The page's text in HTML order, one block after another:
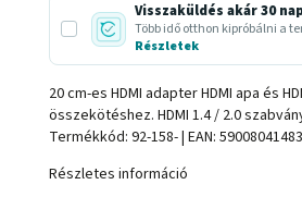
Visszaküldés akár 30
Több idő otthon kipróbálni a
Részletek
20 cm-es HDMI adapter HDMI apa és
összekötéshez. HDMI 1.4 / 2.0
Termékkód: 92-158- | EAN:
Részletes információ